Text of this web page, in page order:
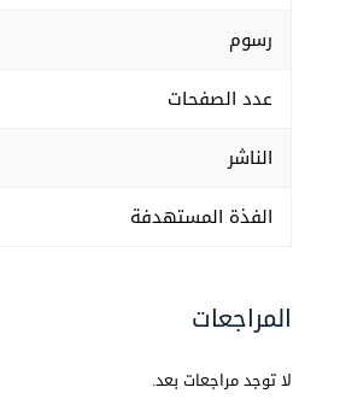
رسوم
عدد الصفحات
الناشر
الفذة المستهدفة
المراجعات
لا توجد مراجعات بعد.